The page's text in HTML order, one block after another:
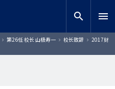
搜索
search menu
第26任 校长 山极寿一 校长致辞
2017财